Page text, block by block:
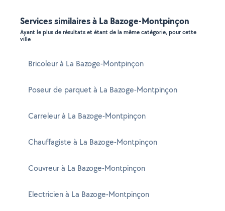
Services similaires à La Bazoge-Montpinçon
Ayant le plus de résultats et étant de la même catégorie, pour cette
ville
Bricoleur à La Bazoge-Montpinçon
Poseur de parquet à La Bazoge-Montpinçon
Carreleur à La Bazoge-Montpinçon
Chauffagiste à La Bazoge-Montpinçon
Couvreur à La Bazoge-Montpinçon
Electricien à La Bazoge-Montpinçon